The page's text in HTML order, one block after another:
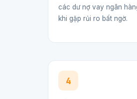
các dư nợ vay ngân
khi gặp rủi ro bất ngờ.
4